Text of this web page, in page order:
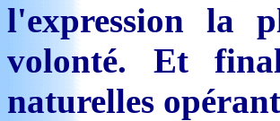
l'expression la
volonté. Et
naturelles